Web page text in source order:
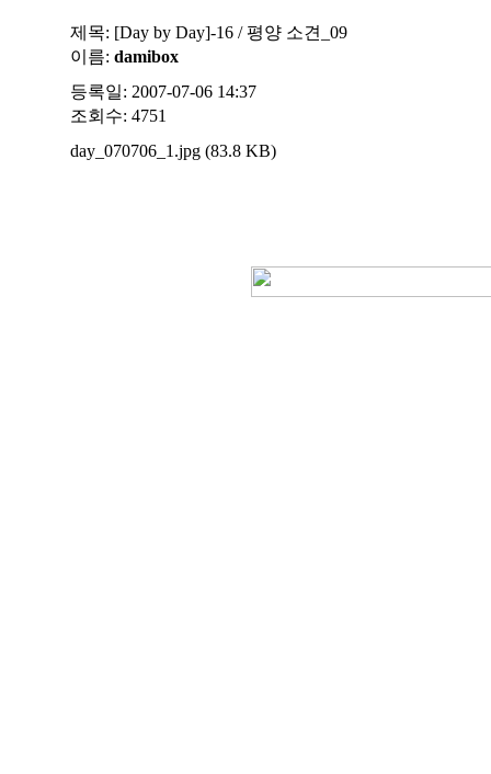
제목: [Day by Day]-16 / 평양 소견_09
이름: damibox
등록일: 2007-07-06 14:37
조회수: 4751
day_070706_1.jpg (83.8 KB)